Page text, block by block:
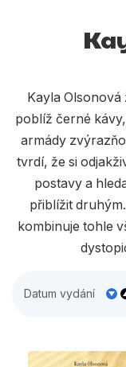
Populárně -
Populárně -
Předškoláci
Příroda a
Společnost,
Umění a
Young adult
Kayla Olsonová
poblíž černé
armády
tvrdí, že si
postavy a
přiblížit
kombinuje tohle
Datum vydání